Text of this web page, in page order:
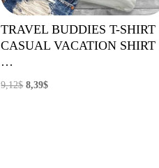
TRAVEL BUDDIES T-SHIRT
CASUAL VACATION SHIRT
…
9,12$ El
8,39$El